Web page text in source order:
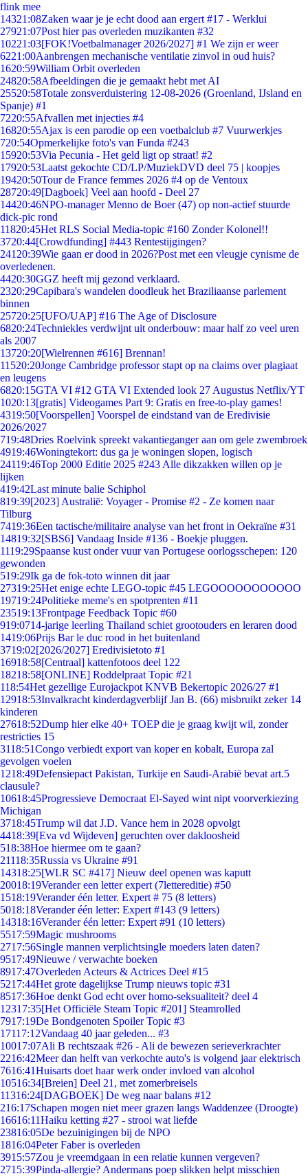
flink mee
14321:08Zaken waar je je echt dood aan ergert #17 - Werklui
27921:07Post hier pas overleden muzikanten #32
10221:03[FOK!Voetbalmanager 2026/2027] #1 We zijn er weer
6221:00Aanbrengen mechanische ventilatie zinvol in oud huis?
1620:59William Orbit overleden
24820:58Afbeeldingen die je gemaakt hebt met AI
25520:58Totale zonsverduistering 12-08-2026 (Groenland, IJsland en
Spanje) #1
7220:55Afvallen met injecties #4
16820:55Ajax is een parodie op een voetbalclub #7 Vuurwerkjes
720:54Opmerkelijke foto's van Funda #243
15920:53Via Pecunia - Het geld ligt op straat! #2
17920:53Laatst gekochte CD/LP/MuziekDVD deel 75 | koopjes
19420:50Tour de France femmes 2026 #4 op de Ventoux
28720:49[Dagboek] Veel aan hoofd - Deel 27
14420:46NPO-manager Menno de Boer (47) op non-actief stuurde
dick-pic rond
11820:45Het RLS Social Media-topic #160 Zonder Kolonel!!
3720:44[Crowdfunding] #443 Rentestijgingen?
241 20:39Wie gaan er dood in 2026?Post met een vleugje cynisme de
overledenen.
4420:30GGZ heeft mij gezond verklaard.
2320:29Capibara's wandelen doodleuk het Braziliaanse parlement
binnen
25720:25[UFO/UAP] #16 The Age of Disclosure
6820:24Techniekles verdwijnt uit onderbouw: maar half zo veel uren
als 2007
13720:20[Wielrennen #616] Brennan!
11520:20Jonge Cambridge professor stapt op na claims over plagiaat
en leugens
6820:15GTA VI #12 GTA VI Extended look 27 Augustus Netflix/YT
1020:13[gratis] Videogames Part 9: Gratis en free-to-play games!
4319:50[Voorspellen] Voorspel de eindstand van de Eredivisie
2026/2027
719:48Dries Roelvink spreekt vakantieganger aan om gele zwembroek
4919:46Woningtekort: dus ga je woningen slopen, logisch
24119:46Top 2000 Editie 2025 #243 Alle dikzakken willen op je
lijken
419:42Last minute balie Schiphol
819:39[2023] Australië: Voyager - Promise #2 - Ze komen naar
Tilburg
7419:36Een tactische/militaire analyse van het front in Oekraïne #31
14819:32[SBS6] Vandaag Inside #136 - Boekje pluggen.
1119:29Spaanse kust onder vuur van Portugese oorlogsschepen: 120
gewonden
519:29Ik ga de fok-toto winnen dit jaar
27319:25Het enige echte LEGO-topic #45 LEGOOOOOOOOOOO
19719:24Politieke meme's en spotprenten #11
23519:13Frontpage Feedback Topic #60
919:0714-jarige leerling Thailand schiet grootouders en leraren dood
1419:06Prijs Bar le duc rood in het buitenland
3719:02[2026/2027] Eredivisietoto #1
16918:58[Centraal] kattenfotoos deel 122
18218:58[ONLINE] Roddelpraat Topic #21
118:54Het gezellige Eurojackpot KNVB Bekertopic 2026/27 #1
12918:53Invalkracht kinderdagverblijf Jan B. (66) misbruikt zeker 14
kinderen
27618:52Dump hier elke 40+ TOEP die je graag kwijt wil, zonder
restricties 15
3118:51Congo verbiedt export van koper en kobalt, Europa zal
gevolgen voelen
1218:49Defensiepact Pakistan, Turkije en Saudi-Arabië bevat art.5
clausule?
10618:45Progressieve Democraat El-Sayed wint nipt voorverkiezing
Michigan
3718:45Trump wil dat J.D. Vance hem in 2028 opvolgt
4418:39[Eva vd Wijdeven] geruchten over dakloosheid
518:38Hoe hiermee om te gaan?
21118:35Russia vs Ukraine #91
14318:25[WLR SC #417] Nieuw deel openen was kaputt
20018:19Verander een letter expert (7lettereditie) #50
1518:19Verander één letter. Expert # 75 (8 letters)
5018:18Verander één letter: Expert #143 (9 letters)
14318:16Verander één letter: Expert #91 (10 letters)
5517:59Magic mushrooms
2717:56Single mannen verplichtsingle moeders laten daten?
9517:49Nieuwe / verwachte boeken
8917:47Overleden Acteurs & Actrices Deel #15
5217:44Het grote dagelijkse Trump nieuws topic #31
8517:36Hoe denkt God echt over homo-seksualiteit? deel 4
12317:35[Het Officiële Steam Topic #201] Steamrolled
7917:19De Bondgenoten Spoiler Topic #3
17117:12Vandaag 40 jaar geleden... #3
10017:07Ali B rechtszaak #26 - Ali de bewezen serieverkrachter
2216:42Meer dan helft van verkochte auto's is volgend jaar elektrisch
7616:41Huisarts doet haar werk onder invloed van alcohol
10516:34[Breien] Deel 21, met zomerbreisels
11316:24[DAGBOEK] De weg naar balans #12
216:17Schapen mogen niet meer grazen langs Waddenzee (Droogte)
16616:11Haiku ketting #27 - strooi wat liefde
23816:05De bezuinigingen bij de NPO
1816:04Peter Faber is overleden
3915:57Zou je vreemdgaan in een relatie kunnen vergeven?
2715:39Pinda-allergie? Andermans poep slikken helpt misschien